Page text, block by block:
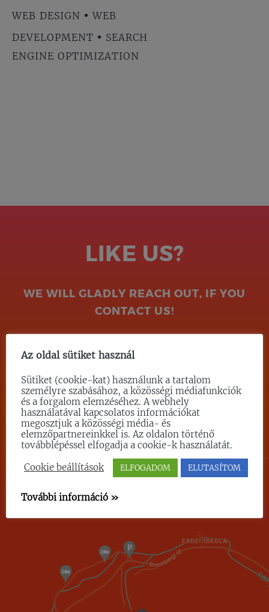
WEB DESIGN • WEB
DEVELOPMENT • SEARCH
ENGINE OPTIMIZATION
LIKE US?
WE WILL GLADLY REACH OUT, IF YOU
CONTACT US!
Az oldal sütiket használ
Sütiket (cookie-kat) használunk a tartalom
személyre szabásához, a közösségi médiafunkciók
és a forgalom elemzéséhez. A webhely
használatával kapcsolatos információkat
megosztjuk a közösségi média- és
elemzőpartnereinkkel is. Az oldalon történő
továbblépéssel elfogadja a cookie-k használatát.
Cookie beállítások ELFOGADOM ELUTASÍTOM
További információ »